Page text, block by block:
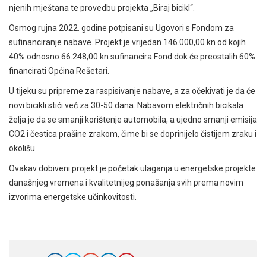
njenih mještana te provedbu projekta „Biraj bicikl“.
Osmog rujna 2022. godine potpisani su Ugovori s Fondom za
sufinanciranje nabave. Projekt je vrijedan 146.000,00 kn od kojih
40% odnosno 66.248,00 kn sufinancira Fond dokće preostalih 60%
financirati Općina Rešetari.
U tijeku su pripreme za raspisivanje nabave, a za očekivati je da će
novi bicikli stići već za 30-50 dana. Nabavom električnih bicikala
želja je da se smanji korištenje automobila, a ujedno smanji emisija
CO2 i čestica prašine zrakom, čime bi se doprinijelo čistijem zraku i
okolišu.
Ovakav dobiveni projekt je početak ulaganja u energetske projekte
današnjeg vremena i kvalitetnijeg ponašanja svih prema novim
izvorima energetske učinkovitosti.